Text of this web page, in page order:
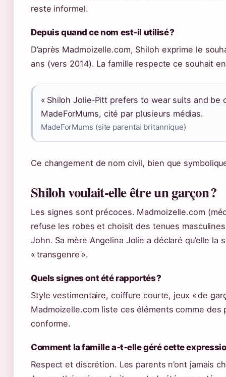
reste informel.
Depuis quand ce nom est‑il utilisé ?
D’après Madmoizelle.com, Shiloh exprime le
ans (vers 2014). La famille respecte ce souhait
« Shiloh Jolie‑Pitt prefers to wear suits and be
MadeForMums, cité par plusieurs médias.
MadeForMums (site parental britannique)
Ce changement de nom civil, bien que
Shiloh voulait‑elle être un garçon ?
Les signes sont précoces. Madmoizelle.com
refuse les robes et choisit des tenues
John. Sa mère Angelina Jolie a déclaré qu’elle
« transgenre ».
Quels signes ont été rapportés ?
Style vestimentaire, coiffure courte, jeux « de
Madmoizelle.com liste ces éléments comme des
conforme.
Comment la famille a‑t‑elle géré cette
Respect et discrétion. Les parents n’ont jamais